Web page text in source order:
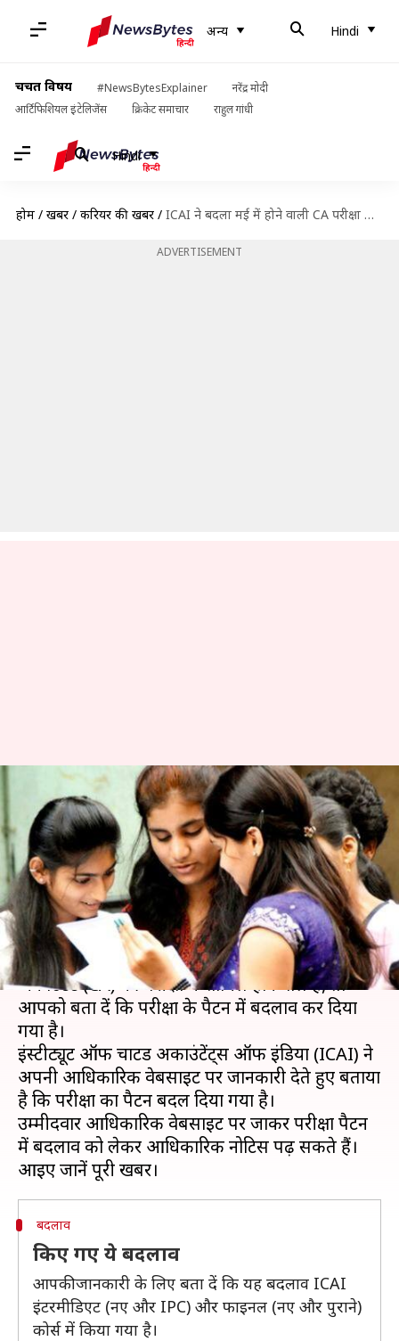
अन्य Hindi
चर्चित विषय #NewsBytesExplainer
नरेंद्र मोदी
आर्टिफिशियल इंटेलिजेंस
क्रिकेट समाचार राहुल गांधी
Hindi
होम / खबरें / करियर की खबरें / ICAI ने बदला मई में होने वाली CA परीक्षा का पैटर्न, जानें क्या-क्या हुआ बदलाव
ADVERTISEMENT
ICAI ने बदला मई में होने वाली CA
परीक्षा का पैटर्न, जानें क्या-क्या हुआ
बदलाव
लेखन मोना दीक्षित Apr 24, 2019 04:22 pm
क्या है खबर?
अगर आप भी मई, 2019 में आयोजित होने वाली चार्टड
अकाउंटेंट (CA) की परीक्षा में शामिल होने वाले हैं, तो
आपको बता दें कि परीक्षा के पैटर्न में बदलाव कर दिया
गया है।
इंस्टीट्यूट ऑफ चार्टड अकाउंटेंट्स ऑफ इंडिया (ICAI) ने
अपनी आधिकारिक वेबसाइट पर जानकारी देते हुए बताया
है कि परीक्षा का पैटर्न बदल दिया गया है।
उम्मीदवार आधिकारिक वेबसाइट पर जाकर परीक्षा पैटर्न
में बदलाव को लेकर आधिकारिक नोटिस पढ़ सकते हैं।
बदलाव
किए गए ये बदलाव
आपकी जानकारी के लिए बता दें कि यह बदलाव ICAI
इंटरमीडिएट (नए और IPC) और फाइनल (नए और पुराने)
कोर्स में किया गया है।